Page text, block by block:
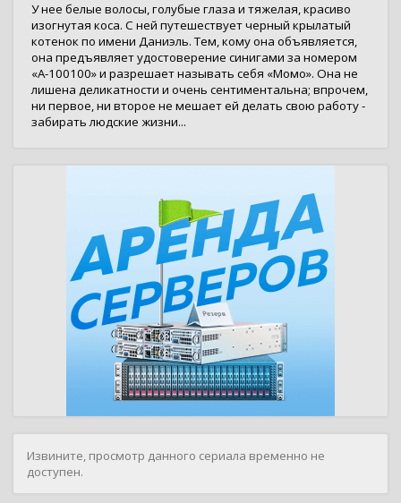
У нее белые волосы, голубые глаза и тяжелая, красиво
изогнутая коса. С ней путешествует черный крылатый
котенок по имени Даниэль. Тем, кому она объявляется,
она предъявляет удостоверение синигами за номером
«А-100100» и разрешает называть себя «Момо». Она не
лишена деликатности и очень сентиментальна; впрочем,
ни первое, ни второе не мешает ей делать свою работу -
забирать людские жизни...
Извините, просмотр данного сериала временно не
доступен.